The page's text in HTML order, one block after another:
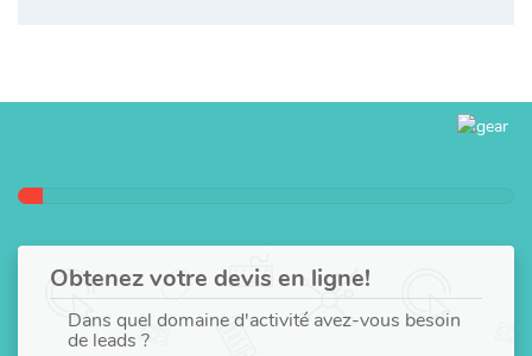
Obtenez votre devis en ligne!
Dans quel domaine d'activité avez-vous besoin
de leads ?